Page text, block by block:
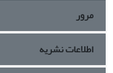
مرور
اطلاعات نشریه